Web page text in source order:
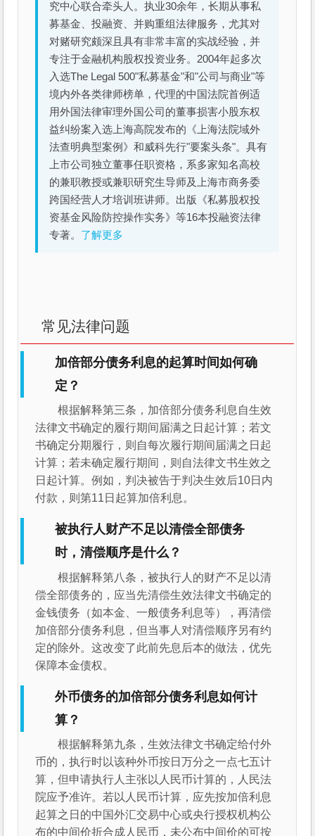
究中心联合牵头人。执业30余年，长期从事私
募基金、投融资、并购重组法律服务，尤其对
对赌研究颇深且具有非常丰富的实战经验，并
专注于金融机构股权投资业务。2004年起多次
入选The Legal 500"私募基金"和"公司与商业"等
境内外各类律师榜单，代理的中国法院首例适
用外国法律审理外国公司的董事损害小股东权
益纠纷案入选上海高院发布的《上海法院域外
法查明典型案例》和威科先行"要案头条"。具有
上市公司独立董事任职资格，系多家知名高校
的兼职教授或兼职研究生导师及上海市商务委
跨国经营人才培训班讲师。出版《私募股权投
资基金风险防控操作实务》等16本投融资法律
专著。 了解更多
常见法律问题
加倍部分债务利息的起算时间如何确
定？
根据解释第三条，加倍部分债务利息自生效
法律文书确定的履行期间届满之日起计算；若文
书确定分期履行，则自每次履行期间届满之日起
计算；若未确定履行期间，则自法律文书生效之
日起计算。例如，判决被告于判决生效后10日内
付款，则第11日起算加倍利息。
被执行人财产不足以清偿全部债务
时，清偿顺序是什么？
根据解释第八条，被执行人的财产不足以清
偿全部债务的，应当先清偿生效法律文书确定的
金钱债务（如本金、一般债务利息等），再清偿
加倍部分债务利息，但当事人对清偿顺序另有约
定的除外。这改变了此前先息后本的做法，优先
保障本金债权。
外币债务的加倍部分债务利息如何计
算？
根据解释第九条，生效法律文书确定给付外
币的，执行时以该种外币按日万分之一点七五计
算，但申请执行人主张以人民币计算的，人民法
院应予准许。若以人民币计算，应先按加倍利息
起算之日的中国外汇交易中心或央行授权机构公
布的中间价折合成人民币，未公布中间价的可按